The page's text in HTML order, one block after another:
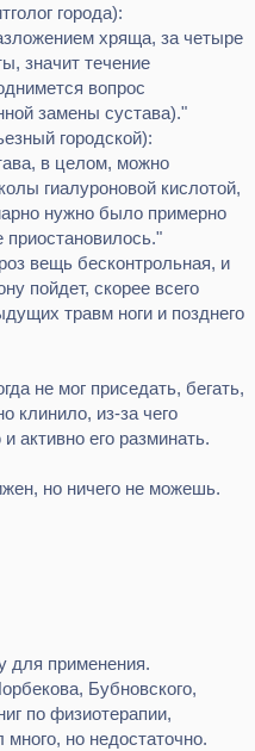
города):
хряща, за четыре
значит течение
вопрос
замены сустава)."
городской):
в целом, можно
гиалуроновой кислотой,
нужно было примерно
приостановилось."
вещь бесконтрольная, и
пойдет, скорее всего
травм ноги и позднего
не мог приседать, бегать,
клинило, из-за чего
активно его разминать.
но ничего не можешь.
для применения.
Бубновского,
по физиотерапии,
но недостаточно.